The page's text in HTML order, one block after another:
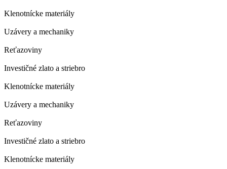
Klenotnícke materiály
Uzávery a mechaniky
Reťazoviny
Investičné zlato a striebro
Klenotnícke materiály
Uzávery a mechaniky
Reťazoviny
Investičné zlato a striebro
Klenotnícke materiály